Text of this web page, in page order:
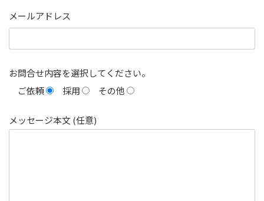
メールアドレス
お問合せ内容を選択してください。
ご依頼
採用 その他
メッセージ本文 (任意)